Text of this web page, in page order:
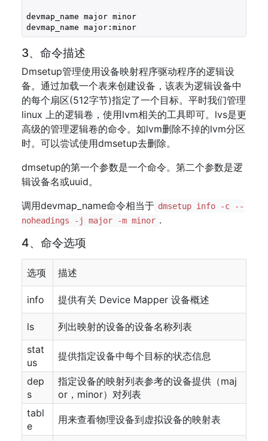
devmap_name major minor
devmap_name major:minor
3、命令描述
Dmsetup管理使用设备映射程序驱动程序的逻辑设
备。通过加载一个表来创建设备，该表为逻辑设备中
的每个扇区(512字节)指定了一个目标。平时我们管理
linux 上的逻辑卷，使用lvm相关的工具即可。lvs是更
高级的管理逻辑卷的命令。如lvm删除不掉的lvm分区
时。可以尝试使用dmsetup去删除。
dmsetup的第一个参数是一个命令。第二个参数是逻
辑设备名或uuid。
调用devmap_name命令相当于 dmsetup info -c --
noheadings -j major -m minor .
4、命令选项
选项 描述
info 提供有关 Device Mapper 设备概述
ls
列出映射的设备的设备名称列表
stat
us
提供指定设备中每个目标的状态信息
dep
s
指定设备的映射列表参考的设备提供（maj
or，minor）对列表
tabl
e
用来查看物理设备到虚拟设备的映射表